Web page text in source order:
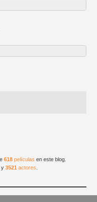
618 películas en este blog.
y3521 actores